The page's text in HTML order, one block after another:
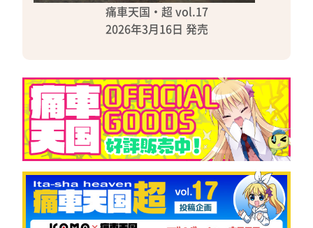
痛車天国・超 vol.17
2026年3月16日 発売